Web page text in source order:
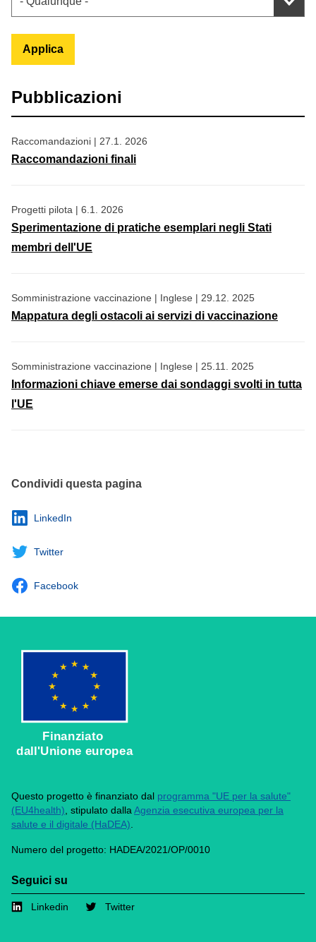
Applica
Pubblicazioni
Raccomandazioni | 27.1. 2026
Raccomandazioni finali
Progetti pilota | 6.1. 2026
Sperimentazione di pratiche esemplari negli Stati
membri dell'UE
Somministrazione vaccinazione | Inglese | 29.12. 2025
Mappatura degli ostacoli ai servizi di vaccinazione
Somministrazione vaccinazione | Inglese | 25.11. 2025
Informazioni chiave emerse dai sondaggi svolti in tutta
l'UE
Condividi questa pagina
LinkedIn
Twitter
Facebook
dall'Unione europea
Questo progetto è finanziato dal programma "UE per la salute"
(EU4health) , stipulato dalla Agenzia esecutiva europea per la
salute e il digitale (HaDEA)
Numero del progetto: HADEA/2021/OP/0010
Seguici su
Linkedin Twitter